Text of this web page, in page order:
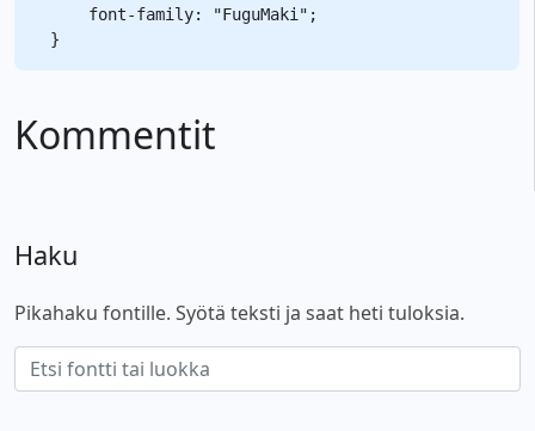
    font-family: "FuguMaki";
Kommentit
Haku
Pikahaku fontille. Syötä teksti ja saat heti tuloksia.